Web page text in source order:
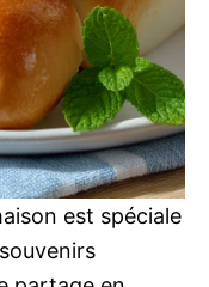
est spéciale